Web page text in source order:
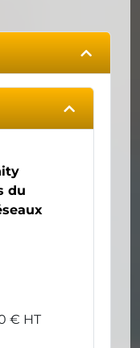
du
€ HT